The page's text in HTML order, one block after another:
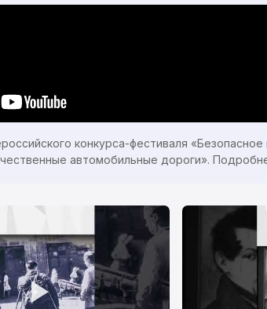
конкурса-фестиваля
автомобильные дороги».